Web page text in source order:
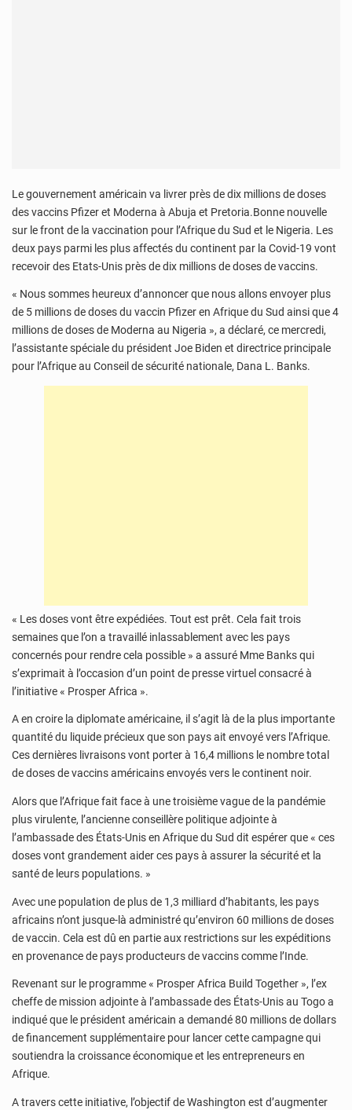
Le gouvernement américain va livrer près de dix millions de doses
des vaccins Pfizer et Moderna à Abuja et Pretoria.Bonne nouvelle
sur le front de la vaccination pour l’Afrique du Sud et le Nigeria. Les
deux pays parmi les plus affectés du continent par la Covid-19 vont
recevoir des Etats-Unis près de dix millions de doses de vaccins.
« Nous sommes heureux d’annoncer que nous allons envoyer plus
de 5 millions de doses du vaccin Pfizer en Afrique du Sud ainsi que 4
millions de doses de Moderna au Nigeria », a déclaré, ce mercredi,
l’assistante spéciale du président Joe Biden et directrice principale
pour l’Afrique au Conseil de sécurité nationale, Dana L. Banks.
« Les doses vont être expédiées. Tout est prêt. Cela fait trois
semaines que l’on a travaillé inlassablement avec les pays
concernés pour rendre cela possible » a assuré Mme Banks qui
s’exprimait à l’occasion d’un point de presse virtuel consacré à
l’initiative « Prosper Africa ».
A en croire la diplomate américaine, il s’agit là de la plus importante
quantité du liquide précieux que son pays ait envoyé vers l’Afrique.
Ces dernières livraisons vont porter à 16,4 millions le nombre total
de doses de vaccins américains envoyés vers le continent noir.
Alors que l’Afrique fait face à une troisième vague de la pandémie
plus virulente, l’ancienne conseillère politique adjointe à
l’ambassade des États-Unis en Afrique du Sud dit espérer que « ces
doses vont grandement aider ces pays à assurer la sécurité et la
santé de leurs populations. »
Avec une population de plus de 1,3 milliard d’habitants, les pays
africains n’ont jusque-là administré qu’environ 60 millions de doses
de vaccin. Cela est dû en partie aux restrictions sur les expéditions
en provenance de pays producteurs de vaccins comme l’Inde.
Revenant sur le programme « Prosper Africa Build Together », l’ex
cheffe de mission adjointe à l’ambassade des États-Unis au Togo a
indiqué que le président américain a demandé 80 millions de dollars
de financement supplémentaire pour lancer cette campagne qui
soutiendra la croissance économique et les entrepreneurs en
Afrique.
A travers cette initiative, l’objectif de Washington est d’augmenter